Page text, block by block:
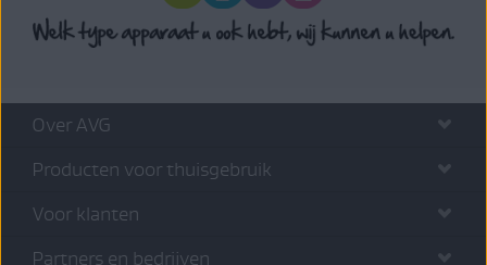
Over AVG
Producten voor thuisgebruik
Voor klanten
Partners en bedrijven